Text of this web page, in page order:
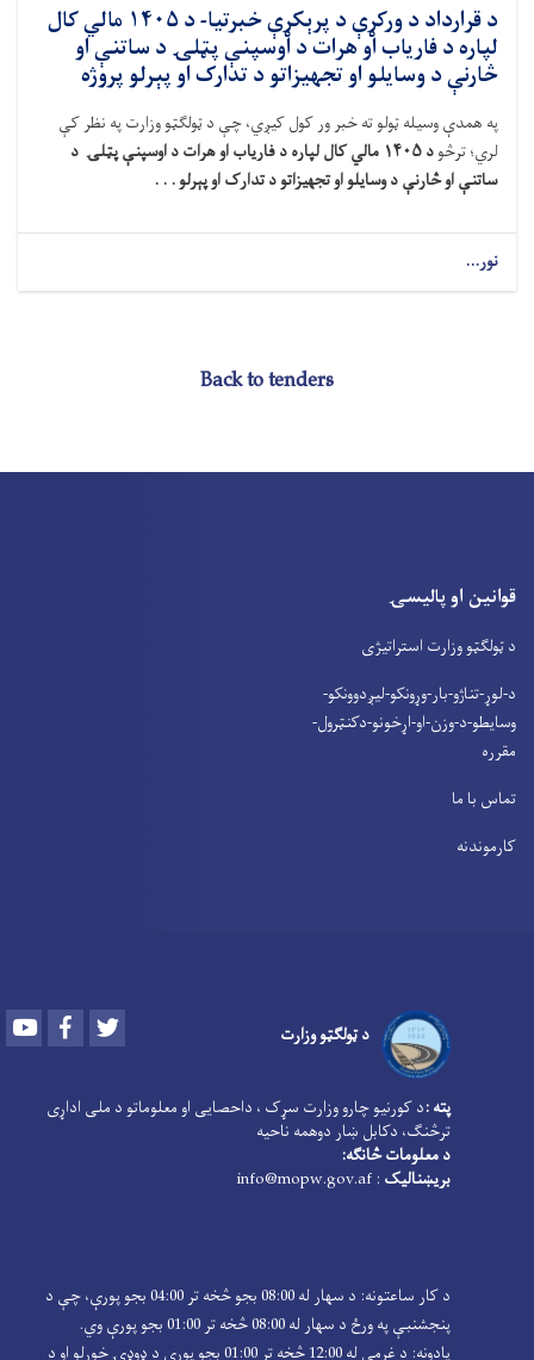
د قرارداد د ورکړې د پرېکړې خبرتیا- د ۱۴۰۵ مالي کال
لپاره د فاریاب او هرات د اوسپنې پټلۍ د ساتنې او
څارنې د وسایلو او تجهیزاتو د تدارک او پېرلو پروژه
په همدې وسیلهټولو ته خبر ور کول کیږي، چې د ټولګټو وزارت په نظر کې
لري؛ ترڅود۱۴۰۵ مالي کال لپاره د فاریاب او هرات د اوسپنې پټلۍ د
ساتنې اوڅارنېد وسایلو او تجهیزاتو د تدارک اوپېرلو . . .
نور...
Back to tenders
قوانین او پالیسۍ
د ټولګټو وزارت استراتیژی
د-لوړ-تناژو-بار-وړونکو-لیږدوونکو-
وسایطو-د-وزن-او-اړخونو-دکنټرول-
مقرره
تماس با ما
کارموندنه
د ټولګټو وزارت Youtube Facebook
پته :د کورنیو چارو وزارت سړک ، داحصایی او معلوماتو د ملی اداړی
ترڅنګ، دکابل ښار دوهمه ناحیه
د معلومات څانګه:
بریښنالیک : info@mopw.gov.af
د کار ساعتونه: د سهار له 08:00 بجو څخه تر 04:00 بجو پورې، چې د
پنجشنبې په ورځ د سهار له 08:00 څخه تر 01:00 بجو پورې وي.
یادونه: د غرمې له 12:00 څخه تر 01:00 بجو پورې د ډوډۍ خوړلو او د